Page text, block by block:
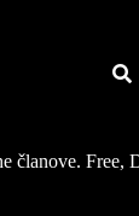
članove. Free,